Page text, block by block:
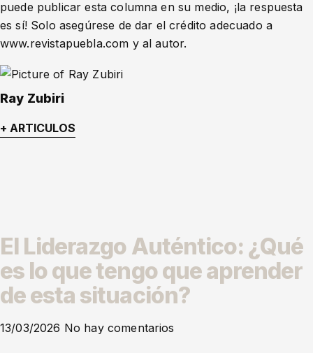
puede publicar esta columna en su medio, ¡la respuesta
es sí! Solo asegúrese de dar el crédito adecuado a
www.revistapuebla.com y al autor.
Ray Zubiri
+ ARTICULOS
El Liderazgo Auténtico: ¿Qué
es lo que tengo que aprender
de esta situación?
13/03/2026 No hay comentarios